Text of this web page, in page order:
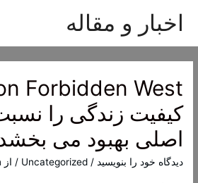
اخبار و مقاله
Forbidden West
کیفیت زندگی را
اصلی بهبود می
دیدگاه‌ خود را بنویسید /
Uncategorized / از